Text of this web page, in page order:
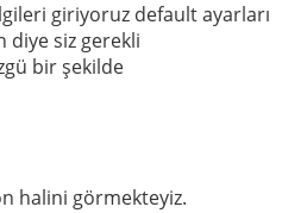
giriyoruz default ayarları
diye siz gerekli
bir şekilde
halini görmekteyiz.